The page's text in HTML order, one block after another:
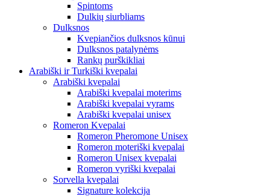
Spintoms
Dulkių siurbliams
Dulksnos
Kvepiančios dulksnos kūnui
Dulksnos patalynėms
Rankų purškikliai
Arabiški ir Turkiški kvepalai
Arabiški kvepalai
Arabiški kvepalai moterims
Arabiški kvepalai vyrams
Arabiški kvepalai unisex
Romeron Kvepalai
Romeron Pheromone Unisex
Romeron moteriški kvepalai
Romeron Unisex kvepalai
Romeron vyriški kvepalai
Sorvella kvepalai
Signature kolekcija